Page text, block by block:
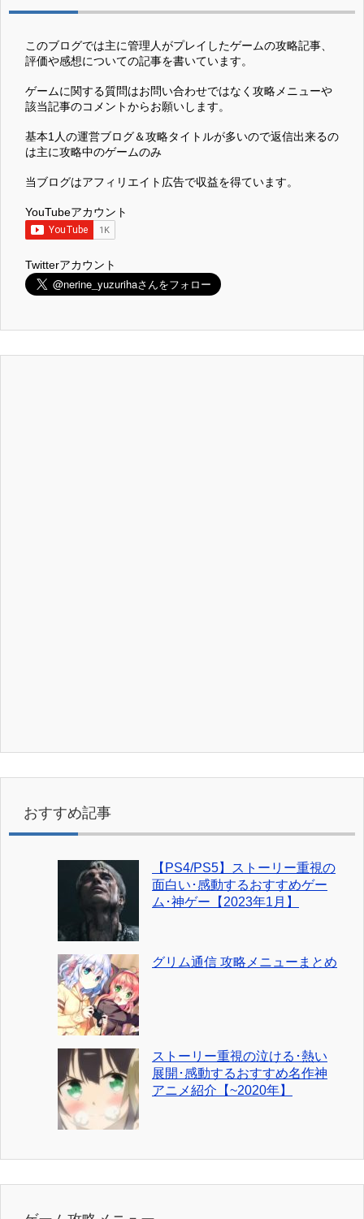
このブログでは主に管理人がプレイしたゲームの攻略記事、
評価や感想についての記事を書いています。
ゲームに関する質問はお問い合わせではなく攻略メニューや
該当記事のコメントからお願いします。
基本1人の運営ブログ＆攻略タイトルが多いので返信出来るの
は主に攻略中のゲームのみ
当ブログはアフィリエイト広告で収益を得ています。
YouTubeアカウント
Twitterアカウント
おすすめ記事
【PS4/PS5】ストーリー重視の
面白い･感動するおすすめゲー
ム･神ゲー【2023年1月】
グリム通信 攻略メニューまとめ
ストーリー重視の泣ける･熱い
展開･感動するおすすめ名作神
アニメ紹介【~2020年】